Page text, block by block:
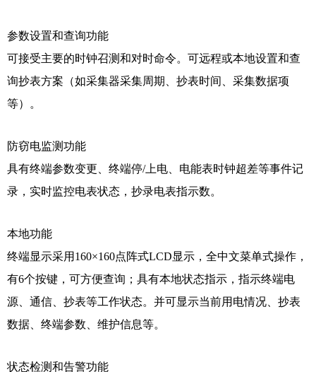
参数设置和查询功能
可接受主要的时钟召测和对时命令。可远程或本地设置和查
询抄表方案（如采集器采集周期、抄表时间、采集数据项
等）。
防窃电监测功能
具有终端参数变更、终端停/上电、电能表时钟超差等事件记
录，实时监控电表状态，抄录电表指示数。
本地功能
终端显示采用160×160点阵式LCD显示，全中文菜单式操作，
有6个按键，可方便查询；具有本地状态指示，指示终端电
源、通信、抄表等工作状态。并可显示当前用电情况、抄表
数据、终端参数、维护信息等。
状态检测和告警功能